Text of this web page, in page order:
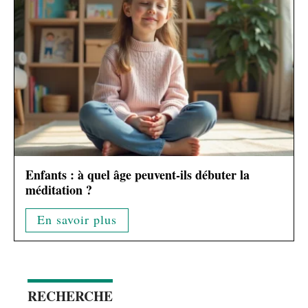
Enfants : à quel âge peuvent-ils débuter la
méditation ?
En savoir plus
RECHERCHE